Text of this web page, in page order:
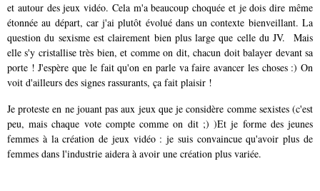
et autour des jeux vidéo. Cela m'a beaucoup choquée et je dois dire même
étonnée au départ, car j'ai plutôt évolué dans un contexte bienveillant. La
question du sexisme est clairement bien plus large que celle du JV. Mais
elle s'y cristallise très bien, et comme on dit, chacun doit balayer devant sa
porte ! J'espère que le fait qu'on en parle va faire avancer les choses :) On
voit d'ailleurs des signes rassurants, ça fait plaisir !
Je proteste en ne jouant pas aux jeux que je considère comme sexistes (c'est
peu, mais chaque vote compte comme on dit ;) )Et je forme des jeunes
femmes à la création de jeux vidéo : je suis convaincue qu'avoir plus de
femmes dans l'industrie aidera à avoir une création plus variée.